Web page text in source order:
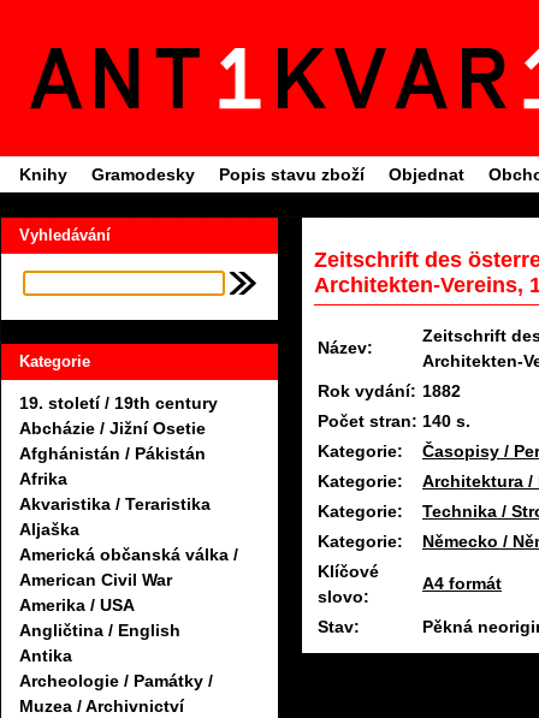
Knihy Gramodesky Popis stavu zboží Objednat
Vyhledávání
Kategorie
19. století / 19th century
Abcházie / Jižní Osetie
Afghánistán / Pákistán
Afrika
Akvaristika / Teraristika
Aljaška
Americká občanská válka /
American Civil War
Amerika / USA
Angličtina / English
Antika
Archeologie / Památky /
Muzea / Archivnictví
Zeitschrift des
Architekten-Vereins,
Název:
Zeitschrift
Architekten-
Rok vydání: 1882
Počet stran: 140 s.
Kategorie:
Časopisy /
Kategorie:
Architektura /
Kategorie:
Technika /
Kategorie:
Německo /
Klíčové
slovo:
A4 formát
Stav: Pěkná